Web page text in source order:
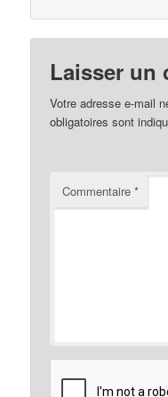
Laisser un
Votre adresse e-mail
obligatoires sont
Commentaire*